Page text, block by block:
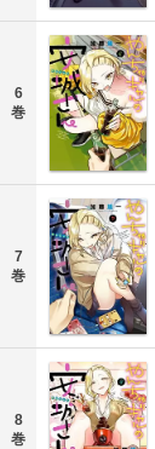
6
巻
7
巻
8
巻